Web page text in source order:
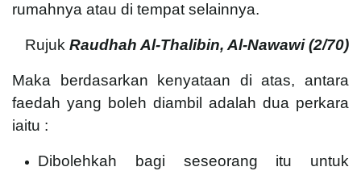
rumahnya atau di tempat selainnya.
Rujuk Raudhah Al-Thalibin, Al-Nawawi (2/70)
Maka berdasarkan kenyataan di atas, antara
faedah yang boleh diambil adalah dua perkara
iaitu :
Dibolehkah bagi seseorang itu untuk